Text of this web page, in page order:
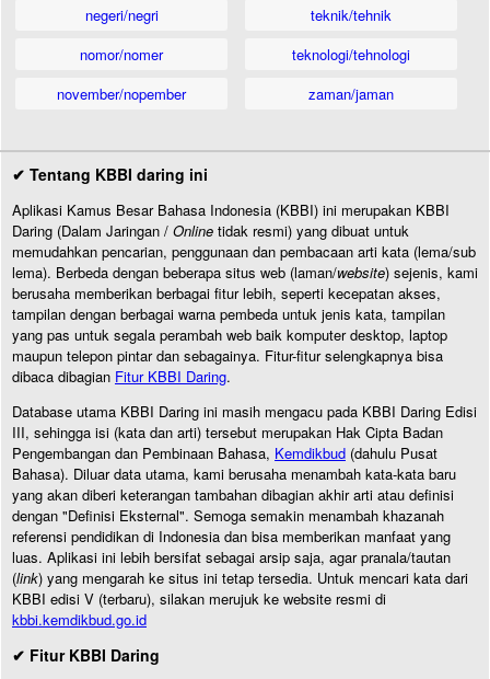
negeri/negri
nomor/nomer
november/nopember
teknik/tehnik
teknologi/tehnologi
zaman/jaman
✔ Tentang KBBI daring ini
Aplikasi Kamus Besar Bahasa Indonesia (KBBI) ini merupakan KBBI
Daring (Dalam Jaringan / Online tidak resmi) yang dibuat untuk
memudahkan pencarian, penggunaan dan pembacaan arti kata (lema/sub
lema). Berbeda dengan beberapa situs web (laman/website) sejenis, kami
berusaha memberikan berbagai fitur lebih, seperti kecepatan akses,
tampilan dengan berbagai warna pembeda untuk jenis kata, tampilan
yang pas untuk segala perambah web baik komputer desktop, laptop
maupun telepon pintar dan sebagainya. Fitur-fitur selengkapnya bisa
dibaca dibagian Fitur KBBI Daring.
Database utama KBBI Daring ini masih mengacu pada KBBI Daring Edisi
III, sehingga isi (kata dan arti) tersebut merupakan Hak Cipta Badan
Pengembangan dan Pembinaan Bahasa, Kemdikbud (dahulu Pusat
Bahasa). Diluar data utama, kami berusaha menambah kata-kata baru
yang akan diberi keterangan tambahan dibagian akhir arti atau definisi
dengan "Definisi Eksternal". Semoga semakin menambah khazanah
referensi pendidikan di Indonesia dan bisa memberikan manfaat yang
luas. Aplikasi ini lebih bersifat sebagai arsip saja, agar pranala/tautan
(link) yang mengarah ke situs ini tetap tersedia. Untuk mencari kata dari
KBBI edisi V (terbaru), silakan merujuk ke website resmi di
kbbi.kemdikbud.go.id
✔ Fitur KBBI Daring